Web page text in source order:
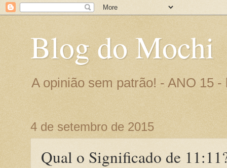
Blog do Mochi
A opinião sem patrão! - ANO 15
4 de setembro de 2015
Qual o Significado de